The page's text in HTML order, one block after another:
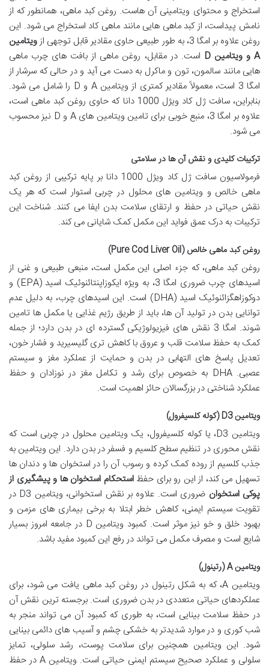
استخراج و محتوای ویتامینی آن هاست. روغن کبد ماهی، همانطور که از
نامش پیداست، از کبد ماهی هایی مانند ماهی کاد استخراج می شود. این
روغن علاوه بر امگا 3، به طور طبیعی حاوی مقادیر قابل توجهی از
ویتامین
A و ویتامین D
است. در مقابل، روغن ماهی از بافت های چرب ماهی
هایی مانند سالمون، تون و ماکرل به دست می آید و در حالی که سرشار از
امگا 3 است، معمولاً مقادیر کمتری از ویتامین A و D را شامل می شود.
بنابراین، سافت ژل کاد ویژل 1000 دانا که حاوی روغن کبد ماهی است،
علاوه بر امگا 3، منبع خوبی برای تامین ویتامین های A و D نیز محسوب
می شود.
ترکیبات کلیدی و نقش آن ها در سلامتی
فرمولاسیون سافت ژل کاد ویژل 1000 دانا بر پایه ترکیبی از روغن کبد
ماهی خالص و ویتامین های محلول در چربی استوار است که هر یک
نقش حیاتی در حفظ و ارتقای سلامت بدن ایفا می کنند. شناخت این
ترکیبات به درک عمق فواید این مکمل کمک شایانی می کند.
روغن کبد ماهی خالص (Pure Cod Liver Oil)
روغن کبد ماهی، که جزء اصلی این مکمل است، منبعی طبیعی و غنی از
اسیدهای چرب ضروری امگا 3، به ویژه ایکوزاپنتائنوئیک اسید (EPA) و
دوکوزاهگزائنوئیک اسید (DHA) است. این اسیدهای چرب، به دلیل عدم
توانایی بدن در تولید آن ها، باید از طریق رژیم غذایی یا مکمل ها تامین
شوند. امگا 3 نقش های فیزیولوژیکی گسترده ای در بدن دارد؛ از جمله
کمک به حفظ سلامت قلب و عروق با کاهش تری گلیسیرید و فشار خون،
تعدیل پاسخ های التهابی در بدن و حمایت از عملکرد مغز و سیستم
عصبی. DHA به خصوص برای رشد و تکامل مغز در نوزادان و حفظ
عملکرد شناختی در بزرگسالان حائز اهمیت است.
ویتامین D3 (کوله کلسیفرول)
ویتامین D3، یا کوله کلسیفرول، یک ویتامین محلول در چربی است که
نقش محوری در تنظیم سطح کلسیم و فسفر در بدن دارد. این ویتامین به
جذب کلسیم از روده کمک کرده و رسوب آن را در استخوان ها و دندان ها
تسهیل می کند، از این رو برای حفظاستحکام استخوان ها و پیشگیری از
پوکی استخوان
ضروری است. علاوه بر نقش استخوانی، ویتامین D3 در
تقویت سیستم ایمنی، کاهش خطر ابتلا به برخی بیماری های مزمن و
بهبود خلق و خو نیز موثر است. کمبود ویتامین D در جامعه امروز بسیار
شایع است و مصرف مکمل می تواند در رفع این کمبود مفید باشد.
ویتامین A (رتینول)
ویتامین A، که به شکل رتینول در روغن کبد ماهی یافت می شود، برای
عملکردهای حیاتی متعددی در بدن ضروری است. برجسته ترین نقش آن
در حفظ سلامت بینایی است، به طوری که کمبود آن می تواند منجر به
شب کوری و در موارد شدیدتر به خشکی چشم و آسیب های دائمی بینایی
شود. این ویتامین همچنین برای سلامت پوست، رشد سلولی، تمایز
سلولی و عملکرد صحیح سیستم ایمنی حیاتی است. ویتامین A در حفظ